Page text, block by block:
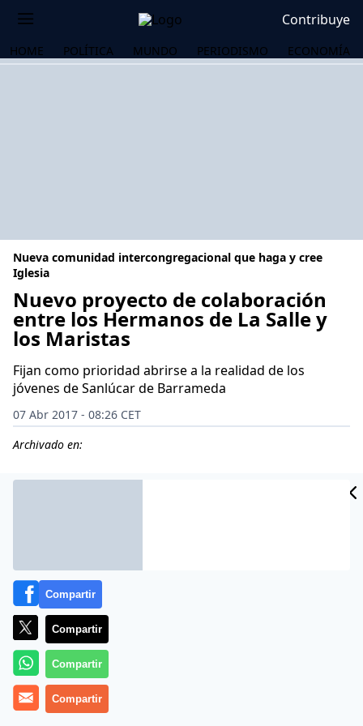
Contribuye
HOME POLÍTICA MUNDO PERIODISMO ECONOMÍA
Nueva comunidad intercongregacional que haga y cree
Iglesia
Nuevo proyecto de colaboración
entre los Hermanos de La Salle y
los Maristas
Fijan como prioridad abrirse a la realidad de los
jóvenes de Sanlúcar de Barrameda
07 Abr 2017 - 08:26 CET
Archivado en:
Hermanos de LaSalle
Compartir
Compartir
Compartir
Compartir